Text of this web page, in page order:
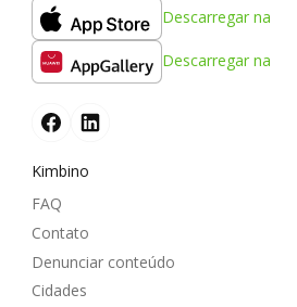
Descarregar na
Descarregar na
Kimbino
FAQ
Contato
Denunciar conteúdo
Cidades